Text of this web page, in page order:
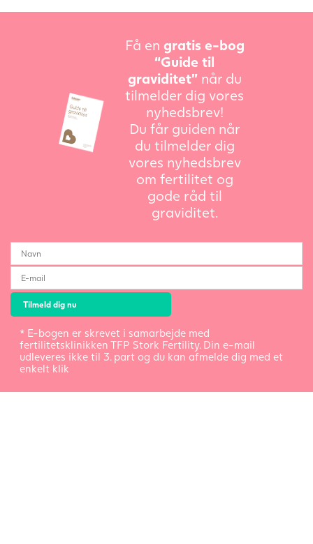
Få en gratis e-bog
“Guide til
graviditet”når du
tilmelder dig vores
nyhedsbrev!
Du får guiden når
du tilmelder dig
vores nyhedsbrev
om fertilitet og
gode råd til
graviditet.
* E-bogen er skrevet i samarbejde med
fertilitetsklinikken TFP Stork Fertility. Din e-mail
udleveres ikke til 3. part og du kan afmelde dig med et
enkelt klik